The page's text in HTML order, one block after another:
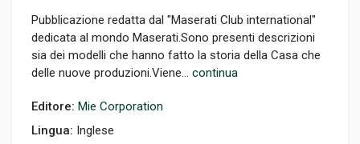
Pubblicazione redatta dal "Maserati Club international"
dedicata al mondo Maserati.Sono presenti descrizioni
sia dei modelli che hanno fatto la storia della Casa che
delle nuove produzioni.Viene... continua
Editore: Mie Corporation
Lingua: Inglese